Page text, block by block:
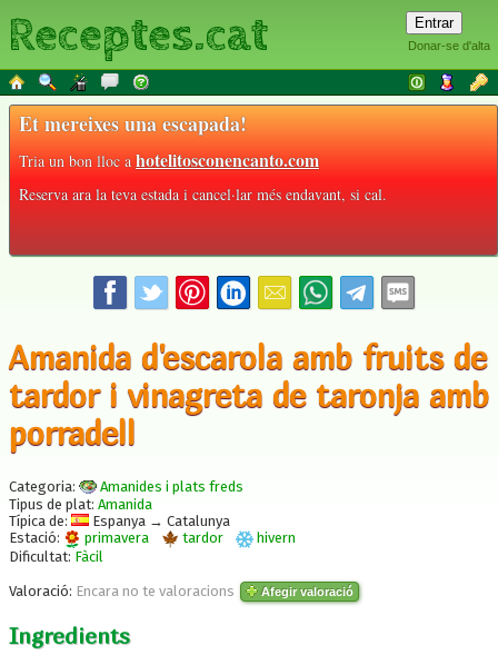
Donar-se d'alta
Receptes.cat
Et mereixes una escapada!
Tria un bon lloc ahotelitosconencanto.com
Reserva ara la teva estada i cancel·lar més endavant, si cal.
Amanida d'escarola amb fruits de
tardor i vinagreta de taronja amb
porradell
Categoria:
Amanides i plats freds
Tipus de plat: Amanida
Típica de:
Espanya → Catalunya
Estació:
primavera tardor
hivern
Dificultat: Fàcil
Valoració: Encara no te valoracions Afegir valoració
Ingredients